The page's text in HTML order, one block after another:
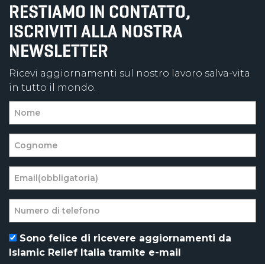
RESTIAMO IN CONTATTO,
ISCRIVITI ALLA NOSTRA
NEWSLETTER
Ricevi aggiornamenti sul nostro lavoro salva-vita
in tutto il mondo.
Sono felice di ricevere aggiornamenti da
Islamic Relief Italia tramite e-mail